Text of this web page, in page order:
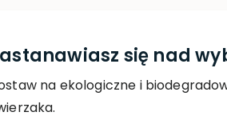
się nad
na ekologiczne i